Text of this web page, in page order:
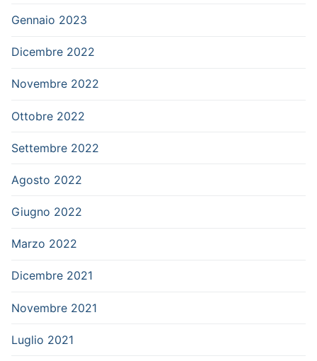
Gennaio 2023
Dicembre 2022
Novembre 2022
Ottobre 2022
Settembre 2022
Agosto 2022
Giugno 2022
Marzo 2022
Dicembre 2021
Novembre 2021
Luglio 2021